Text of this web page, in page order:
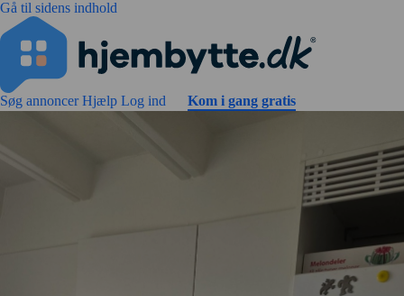
Gå til sidens indhold
Søg annoncerHjælp Log ind Kom i gang gratis